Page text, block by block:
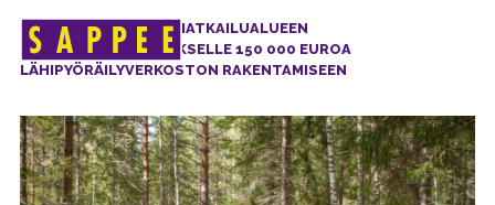
Päävalikko
ETUSIVU > SAPPEEN MATKAILUALUEEN
KEHITTÄMISYHDISTYKSELLE 150 000 EUROA
LÄHIPYÖRÄILYVERKOSTON RAKENTAMISEEN